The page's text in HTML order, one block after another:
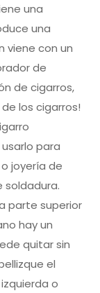
una
una
viene con un
de
de cigarros,
los cigarros!
para
joyería de
soldadura.
parte superior
hay un
quitar sin
el
o